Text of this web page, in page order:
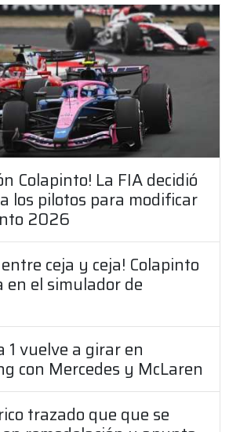
Colapinto! La FIA decidió
los pilotos para modificar
2026
entre ceja y ceja! Colapinto
en el simulador de
1 vuelve a girar en
con Mercedes y McLaren
trazado que que se